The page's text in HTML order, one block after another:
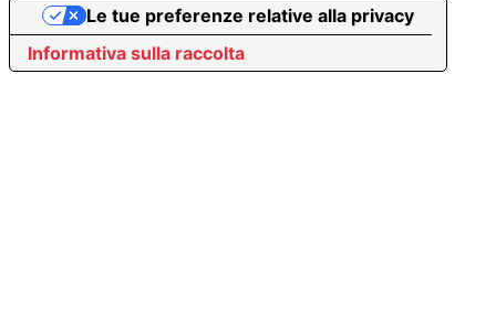
Informativa sulla raccolta
Le tue preferenze relative alla privacy